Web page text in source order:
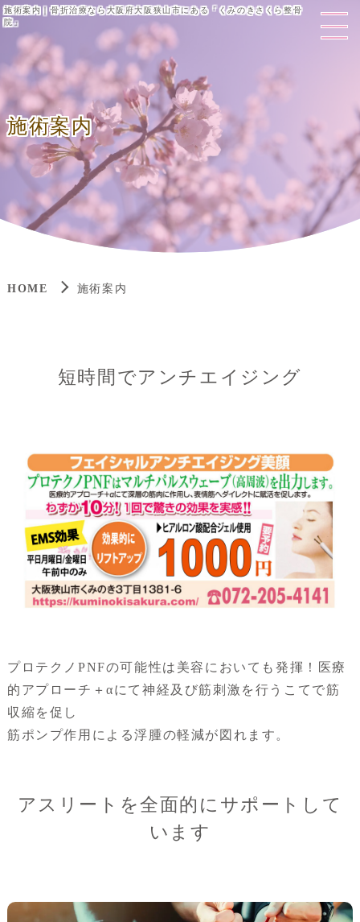
施術案内｜骨折治療なら大阪府大阪狭山市にある「くみのきさくら整骨
院」
施術案内
HOME 施術案内
短時間でアンチエイジング
プロテクノPNFの可能性は美容においても発揮！医療
的アプローチ＋αにて神経及び筋刺激を行うこてで筋
収縮を促し
筋ポンプ作用による浮腫の軽減が図れます。
アスリートを全面的にサポートして
います